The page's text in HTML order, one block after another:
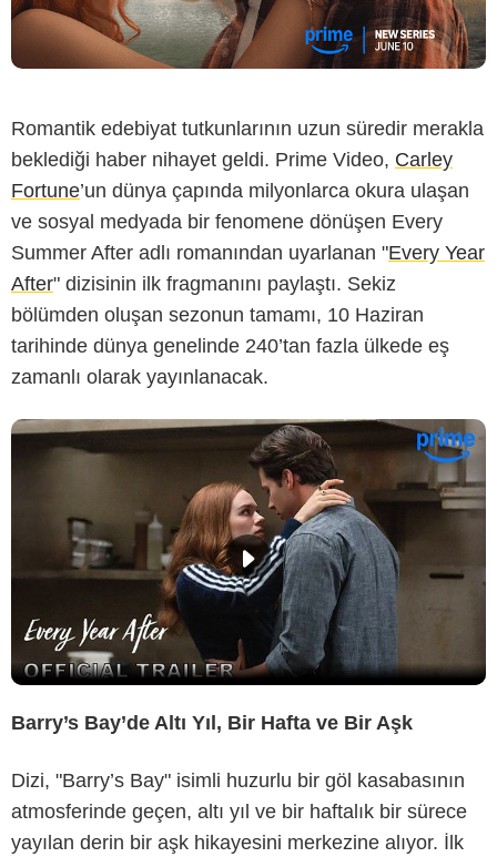
Romantik edebiyat tutkunlarının uzun süredir merakla
beklediği haber nihayet geldi. Prime Video, Carley
Fortune’un dünya çapında milyonlarca okura ulaşan
ve sosyal medyada bir fenomene dönüşen Every
Summer After adlı romanından uyarlanan "Every Year
After" dizisinin ilk fragmanını paylaştı. Sekiz
bölümden oluşan sezonun tamamı, 10 Haziran
tarihinde dünya genelinde 240’tan fazla ülkede eş
zamanlı olarak yayınlanacak.
Barry’s Bay’de Altı Yıl, Bir Hafta ve Bir Aşk
Dizi, "Barry’s Bay" isimli huzurlu bir göl kasabasının
atmosferinde geçen, altı yıl ve bir haftalık bir sürece
yayılan derin bir aşk hikayesini merkezine alıyor. İlk